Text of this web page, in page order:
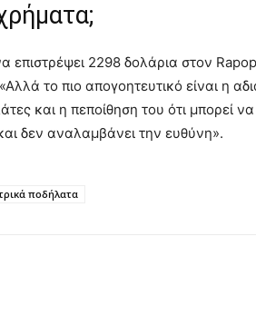
επιστρέψει 2298 δολάρια στον
το πιο απογοητευτικό είναι η
και η πεποίθηση του ότι μπορεί
δεν αναλαμβάνει την ευθύνη».
ποδήλατα